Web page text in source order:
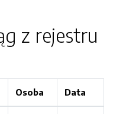
z rejestru
Osoba Data